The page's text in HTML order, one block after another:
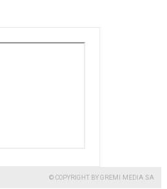
© COPYRIGHT BY GREMI MEDIA SA